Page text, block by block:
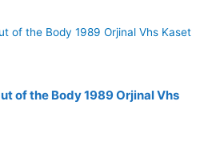
of the Body 1989 Orjinal Vhs